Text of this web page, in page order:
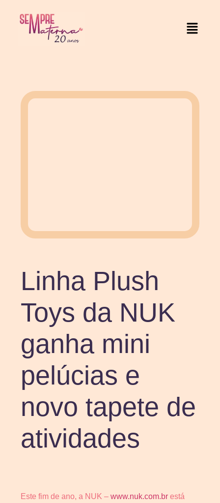
Linha Plush
Toys da NUK
ganha mini
pelúcias e
novo tapete de
atividades
Este fim de ano, a NUK – www.nuk.com.br está